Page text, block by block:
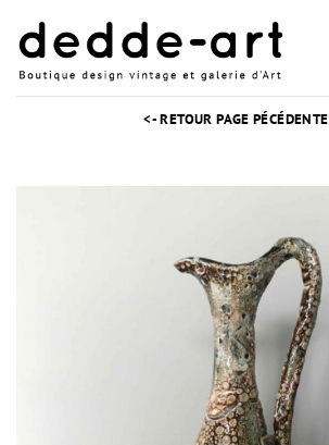
contenu
<- RETOUR PAGE PÉCÉDENTE